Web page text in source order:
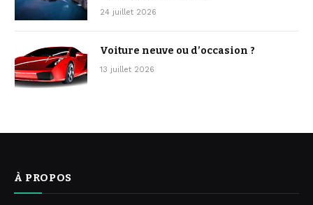
24 juillet 2026
Voiture neuve ou d’occasion ?
13 juillet 2026
À PROPOS